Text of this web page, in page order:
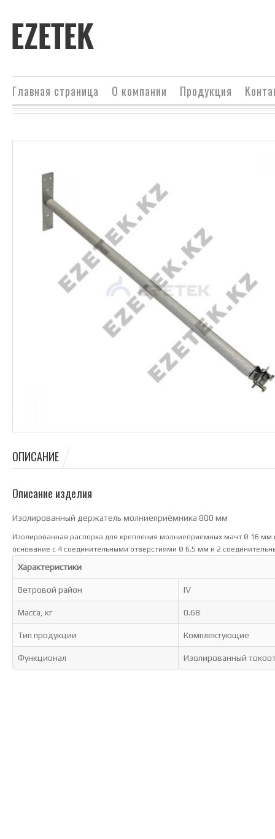
EZETEK
Главная страница О компании Продукция
ОПИСАНИЕ
Описание изделия
Изолированный держатель молниеприёмника 800 мм
Изолированная распорка для крепления молниеприемных мачт Ø 16
основание с 4 соединительными отверстиями Ø 6,5 мм и 2
Характеристики
Ветровой район IV
Масса, кг 0.68
Тип продукции Комплектующие
Функционал Изолированный